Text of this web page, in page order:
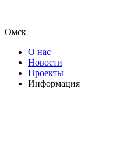
Омск
О нас
Новости
Проекты
Информация